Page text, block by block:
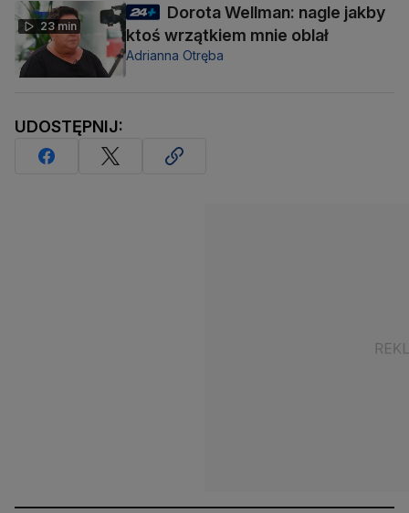
23 min
Dorota Wellman: nagle jakby
ktoś wrzątkiem mnie oblał
Adrianna Otręba
UDOSTĘPNIJ: